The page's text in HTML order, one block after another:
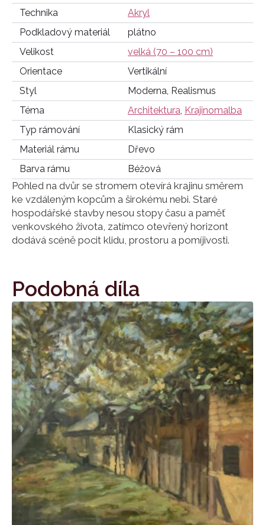
Technika
Akryl
Podkladový materiál
plátno
Velikost
velká (70 – 100 cm)
Orientace
Vertikální
Styl
Moderna, Realismus
Téma
Architektura, Krajinomalba
Typ rámování
Klasický rám
Materiál rámu
Dřevo
Barva rámu
Béžová
Pohled na dvůr se stromem otevírá krajinu směrem
ke vzdáleným kopcům a širokému nebi. Staré
hospodářské stavby nesou stopy času a paměť
venkovského života, zatímco otevřený horizont
dodává scéně pocit klidu, prostoru a pomíjivosti.
Podobná díla